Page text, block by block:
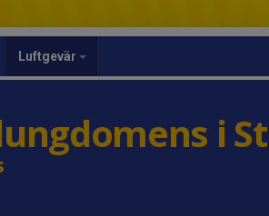
Luftgevär
i